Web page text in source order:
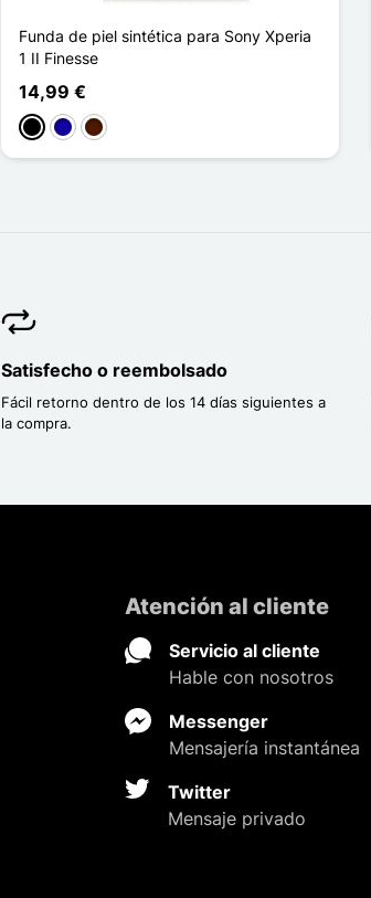
Funda de piel sintética para Sony Xperia
1 II Finesse
14,99 €
NegroAzul oscuro
Marrón oscuro
Satisfecho o reembolsado
Fácil retorno dentro de los 14 días siguientes a
la compra.
Atención al cliente
Servicio al cliente
Hable con nosotros
Messenger
Mensajería instantánea
Twitter
Mensaje privado